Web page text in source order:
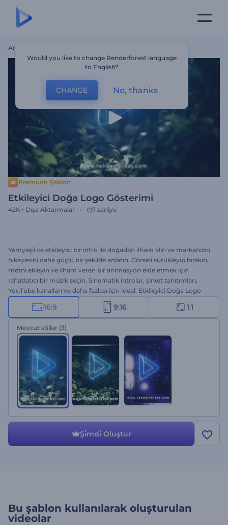
Ana Sayfa
Premium Şablon
Etkileyici Doğa Logo Gösterimi
42K+ Dışa Aktarmalar 7 saniye
Yemyeşil ve etkileyici bir intro ile doğadan ilham alın ve markanızın
hikayesini daha güçlü bir şekilde anlatın. Görseli sürükleyip bırakın,
metni ekleyin ve ilham veren bir animasyon elde etmek için
rahatlatıcı bir müzik seçin. Sinematik introlar, şirket tanıtımları,
YouTube kanalları ve daha fazlası için ideal. Etkileyici Doğa Logo
Gösterimi ile doğanın yeni harikasını siz oluşturun. Hemen deneyin!
16:9 9:16 1:1
Mevcut stiller (3)
Şi̇mdi̇ Oluştur
Bu şablon kullanılarak oluşturulan
videolar
Would you like to change Renderforest language
to English?
CHANGE No, thanks